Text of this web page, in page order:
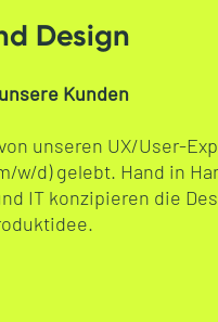
Design
Kunden
unseren UX/User-
w/d) gelebt. Hand in
IT konzipieren die